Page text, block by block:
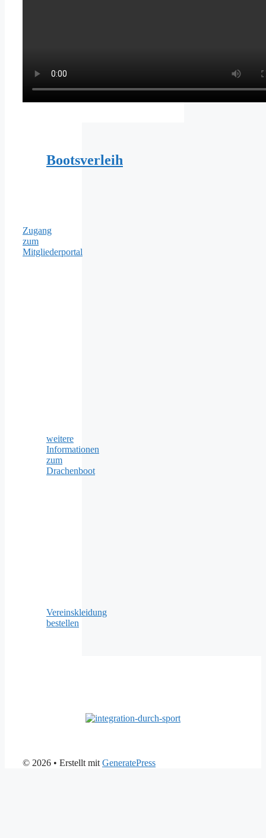
Bootsverleih
Zugang
zum
Mitgliederportal
weitere
Informationen
zum
Drachenboot
Vereinskleidung
bestellen
© 2026 • Erstellt mit GeneratePress